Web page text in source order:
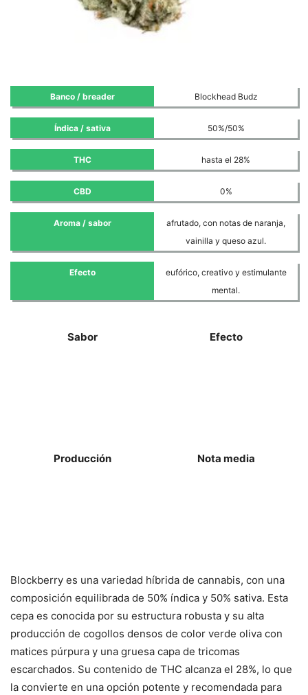
Banco / breader Blockhead Budz
Índica / sativa 50%/50%
THC hasta el 28%
CBD 0%
Aroma / sabor
afrutado, con notas de naranja,
vainilla y queso azul.
Efecto
eufórico, creativo y estimulante
mental.
Sabor Efecto
Producción Nota media
Blockberry es una variedad híbrida de cannabis, con una
composición equilibrada de 50% índica y 50% sativa. Esta
cepa es conocida por su estructura robusta y su alta
producción de cogollos densos de color verde oliva con
matices púrpura y una gruesa capa de tricomas
escarchados. Su contenido de THC alcanza el 28%, lo que
la convierte en una opción potente y recomendada para